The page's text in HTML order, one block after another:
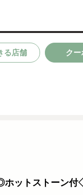
る店舗 クー
ホットストーン